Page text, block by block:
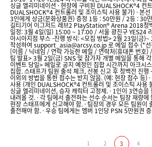
싱글 엘리미네이션 · 현장에 구비된 DUALSHOCK®4 컨
DUALSHOCK®4 컨트롤러 및 조이스틱 사용 불가) · 본
3인에게 상금(문화상품권) 증정 1등 : 50만원 / 2등 :
길티기어 이그저드 레브2 PlayStation® Arena 2018청
일정: 3월 4일(일) 15:00 ~ 17:00 / 서울 광진구 YES24
아시아지점 부스 -진행 방식: <모집 방법> 2월 23일(금
작성하여 support_asia@arcsy.co.jp 로 메일 접수 (*선
[이름 / 닉네임 / 연락 가능한 메일 / 연락처(휴대폰 번호
팀 발표> 3월 2일(금) SNS 및 참가자 개별 메일을 통해
이벤트 당일> 메일로 공지 예정인 집합 시간까지 아크시
집합. 스태프가 팀원 출석 체크, 선봉 신고 후 청백전 진행
이외의 방법을 통한 접수는 받지 않음. (예: 현장 접수 등)
사용 (개인 DUALSHOCK®4 컨트롤러 및 조이스틱 사용
싱글 엘리미네이션, 승자 캐릭터 고정제. · 1인이 3연승을
내려올 것. · 각 팀에서 출전하는 선수 순서는 팀장 재량
현장 스태프에게 신고해야 함. · 팀장의 경우 모든 팀원이
출전해야 함. · 우승 팀에게는 멤버 1인당 PSN 5만원권
1 2 3 4